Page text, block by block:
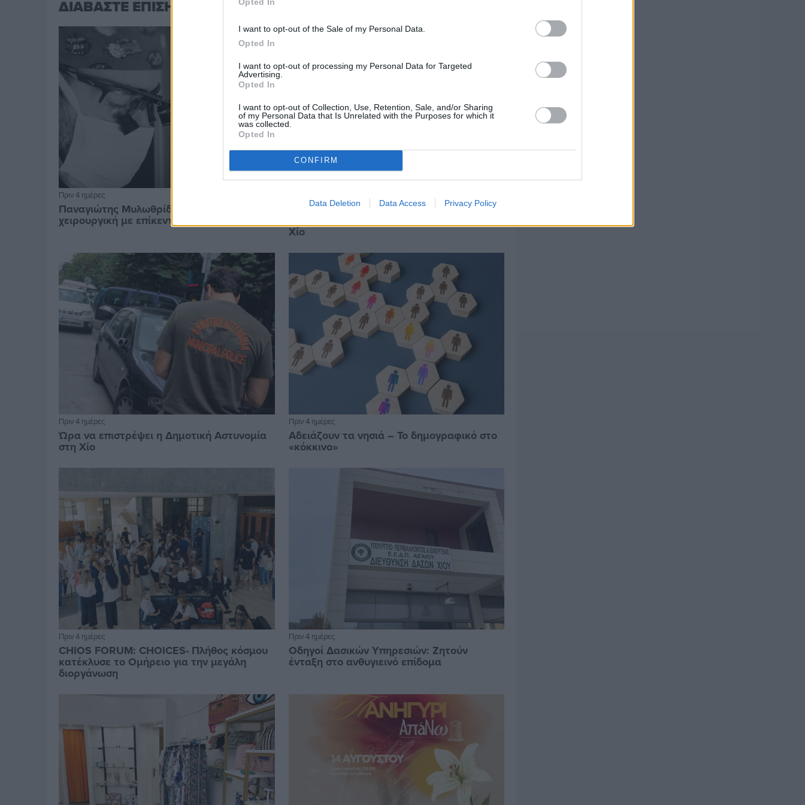
I want to opt-out of the Sale of my Personal Data.
Opted In
I want to opt-out of processing my Personal Data for Targeted
Advertising.
Opted In
I want to opt-out of Collection, Use, Retention, Sale, and/or Sharing
of my Personal Data that Is Unrelated with the Purposes for which it
was collected.
Opted In
CONFIRM
Data Deletion Data Access Privacy Policy
ΔΙΑΒΑΣΤΕ ΕΠΙΣΗΣ
Πριν 4 ημέρες
Παναγιώτης Μυλωθρίδης: Η πλαστική
χειρουργική με επίκεντρο τον άνθρωπο
Ελαιοκομικό Μητρώο: Ξεκινά η
Χίο
Πριν 4 ημέρες
Ώρα να επιστρέψει η Δημοτική Αστυνομία
στη Χίο
Πριν 4 ημέρες
Αδειάζουν τα νησιά – Το δημογραφικό στο
«κόκκινο»
Πριν 4 ημέρες
CHIOS FORUM: CHOICES- Πλήθος κόσμου
κατέκλυσε το Ομήρειο για την μεγάλη
διοργάνωση
Πριν 4 ημέρες
Οδηγοί Δασικών Υπηρεσιών: Ζητούν
ένταξη στο ανθυγιεινό επίδομα